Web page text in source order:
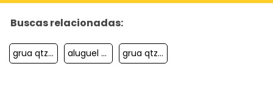
Buscas relacionadas:
grua qtz com crista e tirante aluguel de grua guincho com cabine grua qtz50 para venda